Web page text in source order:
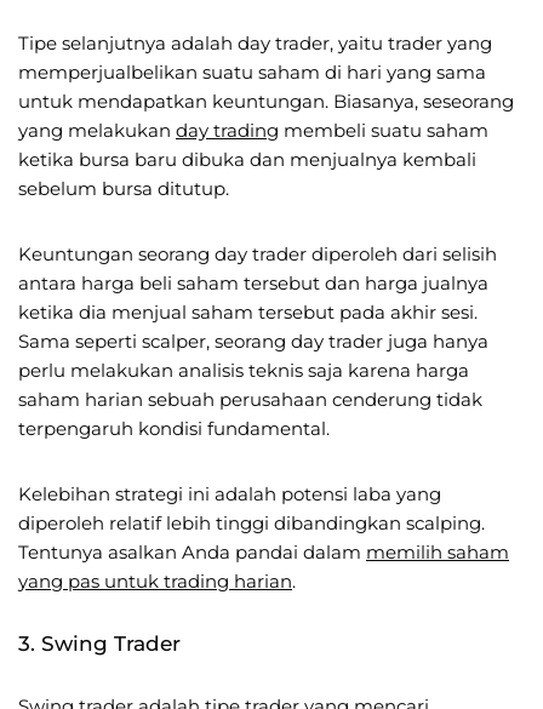
Tipe selanjutnya adalah day trader, yaitu trader yang
memperjualbelikan suatu saham di hari yang sama
untuk mendapatkan keuntungan. Biasanya, seseorang
yang melakukan day trading membeli suatu saham
ketika bursa baru dibuka dan menjualnya kembali
sebelum bursa ditutup.
Keuntungan seorang day trader diperoleh dari selisih
antara harga beli saham tersebut dan harga jualnya
ketika dia menjual saham tersebut pada akhir sesi.
Sama seperti scalper, seorang day trader juga hanya
perlu melakukan analisis teknis saja karena harga
saham harian sebuah perusahaan cenderung tidak
terpengaruh kondisi fundamental.
Kelebihan strategi ini adalah potensi laba yang
diperoleh relatif lebih tinggi dibandingkan scalping.
Tentunya asalkan Anda pandai dalam memilih saham
yang pas untuk trading harian.
3. Swing Trader